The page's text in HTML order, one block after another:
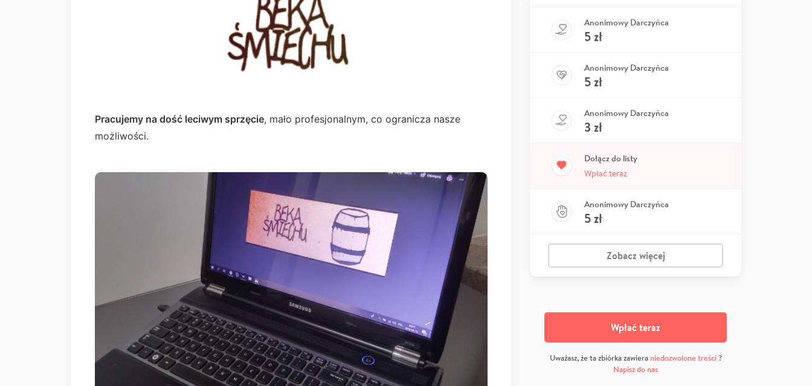
Pracujemy na dość leciwym sprzęcie, mało profesjonalnym, co ogranicza nasze
możliwości.
Anonimowy Darczyńca
5zł
Anonimowy Darczyńca
5zł
Anonimowy Darczyńca
3 zł
Dołącz do listy
Wpłać teraz
Anonimowy Darczyńca
5zł
Zobacz więcej
Wpłać teraz
Uważasz, że ta zbiórka zawiera niedozwolone treści?
Napisz do nas